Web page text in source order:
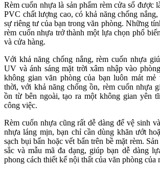
Rèm cuốn nhựa là sản phẩm rèm cửa sổ được
PVC chất lượng cao, có khả năng chống
sự riêng tư của bạn trong văn phòng. Những
rèm cuốn nhựa trở thành một lựa chọn phổ
và cửa hàng.
Với khả năng chống nắng, rèm cuốn nhựa
UV và ánh sáng mặt trời xâm nhập vào
không gian văn phòng của bạn luôn mát
thời, với khả năng chống ồn, rèm cuốn nhựa
ồn từ bên ngoài, tạo ra một không gian yên
công việc.
Rèm cuốn nhựa cũng rất dễ dàng để vệ sinh
nhựa láng mịn, bạn chỉ cần dùng khăn ướt
sạch bụi bẩn hoặc vết bẩn trên bề mặt rèm.
sắc và mẫu mã đa dạng, giúp bạn dễ dàng
phong cách thiết kế nội thất của văn phòng của